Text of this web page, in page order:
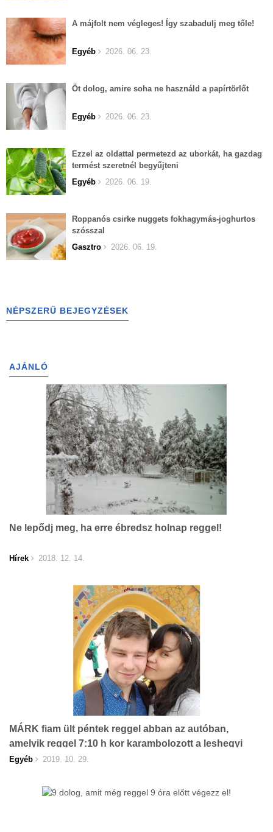
A májfolt nem végleges! Így szabadulj meg tőle!
Egyéb 2026. 06. 23.
Öt dolog, amire soha ne használd a papírtörlőt
Egyéb 2026. 06. 23.
Ezzel az oldattal permetezd az uborkát, ha gazdag
termést szeretnél begyűjteni
Egyéb
2026. 06. 19.
Roppanós csirke nuggets fokhagymás-joghurtos
szósszal
Gasztro
2026. 06. 19.
NÉPSZERŰ BEJEGYZÉSEK
AJÁNLÓ
Ne lepődj meg, ha erre ébredsz holnap reggel!
Hírek 2018. 12. 14.
MÁRK fiam ült péntek reggel abban az autóban,
amelyik reggel 7:10 h kor karambolozott a leshegyi
kereszteződésben egy autóbusszal, majd egy
Egyéb 2019. 10. 29.